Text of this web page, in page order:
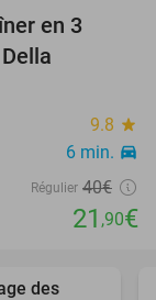
en 3
9.8 star
6 min. directions_car
Régulier 40€
21 ,90€
favorite_border
des